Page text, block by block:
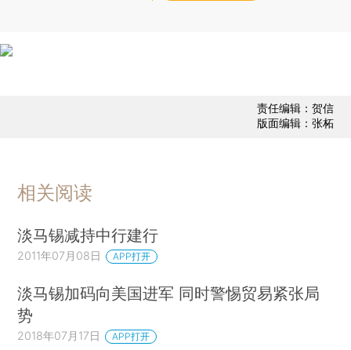
责任编辑：贺信
版面编辑：张柘
相关阅读
淡马锡减持中行建行
2011年07月08日 APP打开
淡马锡加码向美国进军 同时警惕贸易紧张局
势
2018年07月17日 APP打开